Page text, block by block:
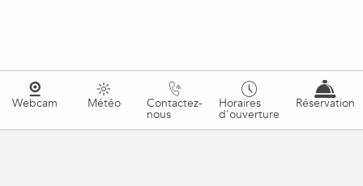
Webcam Météo Contactez-
nous
Horaires
d'ouverture
Réservation